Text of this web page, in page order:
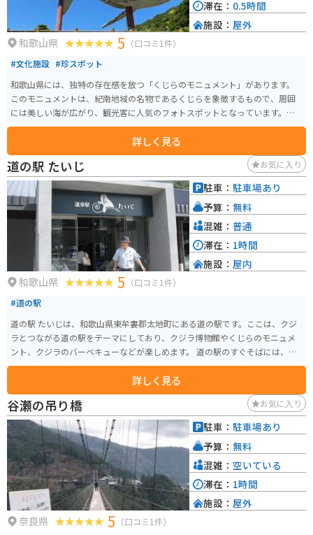
和歌山県 5 （口コミ1件）
#文化施設 #珍スポット
和歌山県には、独特の存在感を放つ「くじらのモニュメント」があります。
このモニュメントは、紀南地域の名物であるくじらを象徴するもので、周囲
には美しい海が広がり、観光客に人気のフォトスポットとなっています。特
に、日没時の光景は絶景で、インスタグラムやSNS映えすること間違いなしで
です。県道を通り、海岸沿いを巡ることができます。近くには新鮮な海の幸を
味わえる食堂もあり、ツーリングの休憩によいスポットです。特に、地元の
くじら料理は一度は味わってみたい逸品です。ぜひ訪れて、地元の文化や美し
い自然を満喫してください。
詳しく見る
滞在： 0.5時間
施設： 屋外
道の駅 たいじ お気に入り
和歌山県 5 （口コミ1件）
#道の駅
道の駅 たいじは、和歌山県東牟婁郡太地町にある道の駅です。ここは、クジ
ラとつながる道の駅をテーマにしており、クジラ博物館やくじらのモニュメ
ント、クジラのバーベキューなどが楽しめます。 道の駅のすぐそばには、く
じら浜公園や太地町立くじら博物館があり、クジラについて楽しく学んだ
り、雄大な太平洋を眺めながらゆったりと過ごしたりできます。また、道の
駅たいじでは、地元で獲れた新鮮な魚介類を使った料理や、クジラ料理も味
わえます。 バイクで訪れる場合、道の駅たいじは駐車場も広く、休憩場所と
しても最適です。周辺には、リアス式海岸特有の美しい景色が広がってお
り、ツーリングにもおすすめです。お土産には、クジラベーコンやクジラカ
ツなど、ここでしか買えないものがたくさんあります。
詳しく見る
駐車： 駐車場あり
予算： 無料
混雑： 普通
滞在： 1時間
施設： 屋内
谷瀬の吊り橋 お気に入り
奈良県 5 （口コミ1件）
駐車： 駐車場あり
予算： 無料
混雑： 空いている
滞在： 1時間
施設： 屋外